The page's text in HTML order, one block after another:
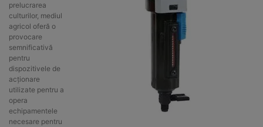
prelucrarea
culturilor, mediul
agricol oferă o
provocare
semnificativă
pentru
dispozitivele de
acționare
utilizate pentru a
opera
echipamentele
necesare pentru